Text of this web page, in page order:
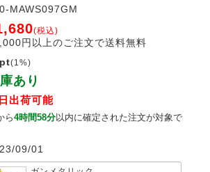
MAWS097GM
(税込)
円以上のご注文で送料無料
(1%)
あり
出荷可能
ら4時間57分以内に確定された注文が対象で
09/01